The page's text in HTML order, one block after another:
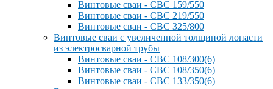
Винтовые сваи - СВС 159/550
Винтовые сваи - СВС 219/550
Винтовые сваи - СВС 325/800
Винтовые сваи с увеличенной толщиной лопасти
из электросварной трубы
Винтовые сваи - СВС 108/300(6)
Винтовые сваи - СВС 108/350(6)
Винтовые сваи - СВС 133/350(6)